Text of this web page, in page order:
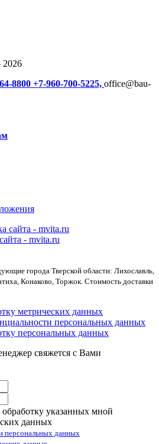
8800 +7-960-700-5225, office@bau-
- mvita.ru
города Тверской области: Лихославль,
Конаково, Торжок. Стоимость доставки
метрических данных
персональных данных
персональных данных
свяжется с Вами
указанных мной
данных
персональных данных